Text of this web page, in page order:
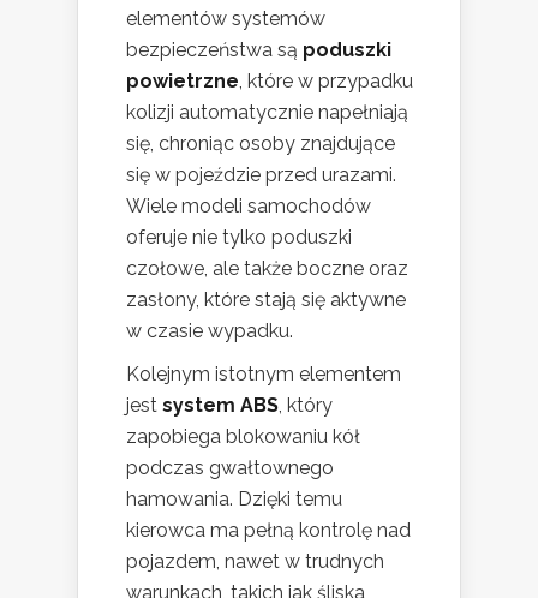
elementów systemów
bezpieczeństwa są poduszki
powietrzne, które w przypadku
kolizji automatycznie napełniają
się, chroniąc osoby znajdujące
się w pojeździe przed urazami.
Wiele modeli samochodów
oferuje nie tylko poduszki
czołowe, ale także boczne oraz
zasłony, które stają się aktywne
w czasie wypadku.
Kolejnym istotnym elementem
jest system ABS, który
zapobiega blokowaniu kół
podczas gwałtownego
hamowania. Dzięki temu
kierowca ma pełną kontrolę nad
pojazdem, nawet w trudnych
warunkach, takich jak śliska